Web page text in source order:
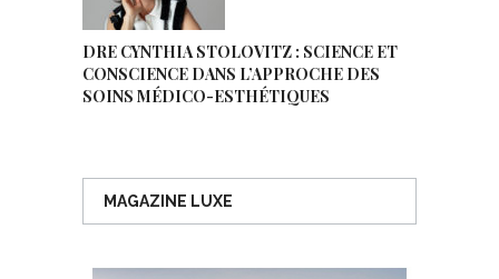
DRE CYNTHIA STOLOVITZ : SCIENCE ET
CONSCIENCE DANS L’APPROCHE DES
SOINS MÉDICO-ESTHÉTIQUES
MAGAZINE LUXE